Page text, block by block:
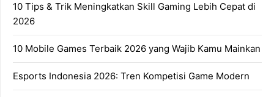
10 Tips & Trik Meningkatkan Skill Gaming Lebih Cepat di
2026
10 Mobile Games Terbaik 2026 yang Wajib Kamu Mainkan
Esports Indonesia 2026: Tren Kompetisi Game Modern